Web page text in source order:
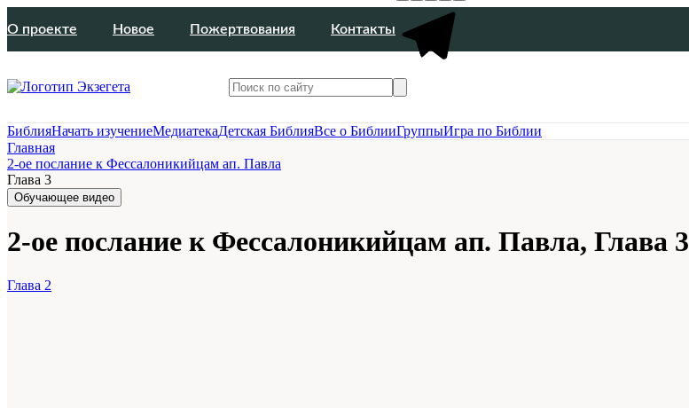
О проекте Новое Пожертвования Контакты
БиблияНачать изучениеМедиатекаДетская БиблияВсе о БиблииГруппыИгра по Библии
Главная
2-ое послание к Фессалоникийцам ап. Павла
Глава 3
Обучающее видео
2-ое послание к Фессалоникийцам ап. Павла, Глава 3
Глава 2